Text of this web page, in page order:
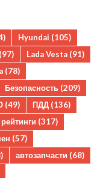
Hyundai (105)
(97) Lada Vesta (91)
(78)
Безопасность (209)
(49) ПДД (136)
(317)
(57)
автозапчасти (68)